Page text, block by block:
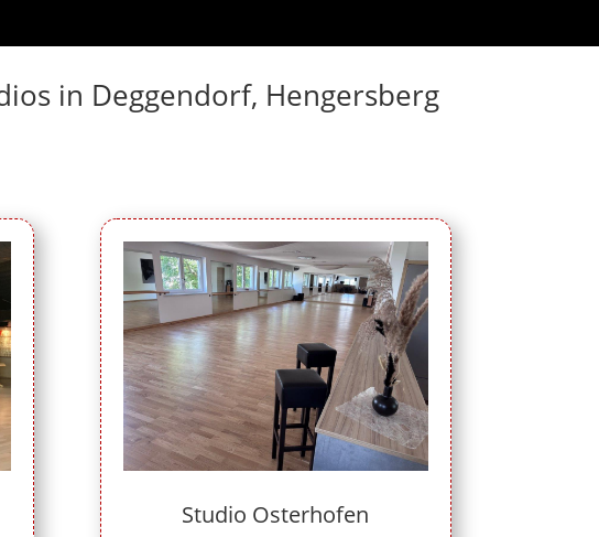
in Deggendorf, Hengersberg
Studio Osterhofen